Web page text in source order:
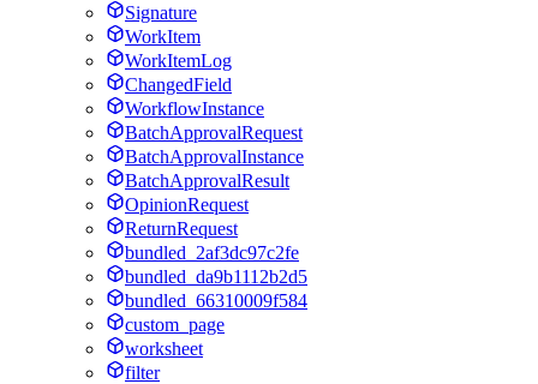
Signature
WorkItem
WorkItemLog
ChangedField
WorkflowInstance
BatchApprovalRequest
BatchApprovalInstance
BatchApprovalResult
OpinionRequest
ReturnRequest
bundled_2af3dc97c2fe
bundled_da9b1112b2d5
bundled_66310009f584
custom_page
worksheet
filter